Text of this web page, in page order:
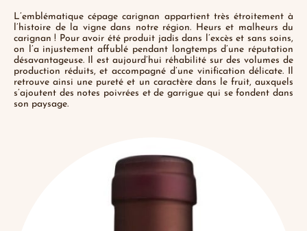
L’emblématique cépage carignan appartient très étroitement à
l’histoire de la vigne dans notre région. Heurs et malheurs du
carignan ! Pour avoir été produit jadis dans l’excès et sans soins,
on l’a injustement affublé pendant longtemps d’une réputation
désavantageuse. Il est aujourd’hui réhabilité sur des volumes de
production réduits, et accompagné d’une vinification délicate. Il
retrouve ainsi une pureté et un caractère dans le fruit, auxquels
s’ajoutent des notes poivrées et de garrigue qui se fondent dans
son paysage.